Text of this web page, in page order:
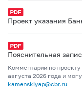
Проект указания
Пояснительная
Комментарии по
августа 2026 года и
kamenskiyap@cbr.ru